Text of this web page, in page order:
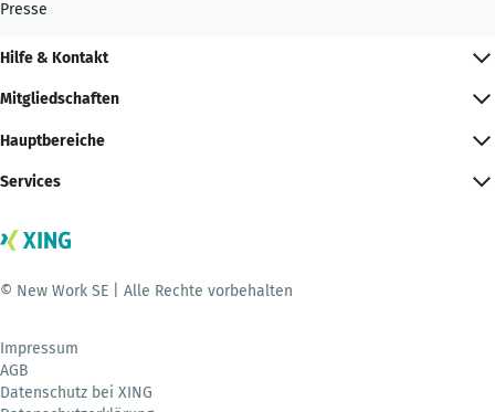
Presse
Hilfe & Kontakt
Mitgliedschaften
Hauptbereiche
Services
© New Work SE | Alle Rechte vorbehalten
Impressum
AGB
Datenschutz bei XING